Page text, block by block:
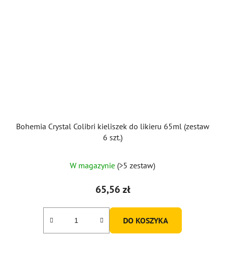
Bohemia Crystal Colibri kieliszek do likieru 65ml (zestaw
6 szt.)
W magazynie (>5 zestaw)
65,56 zł
DO KOSZYKA